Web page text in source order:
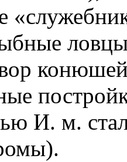
И. м.